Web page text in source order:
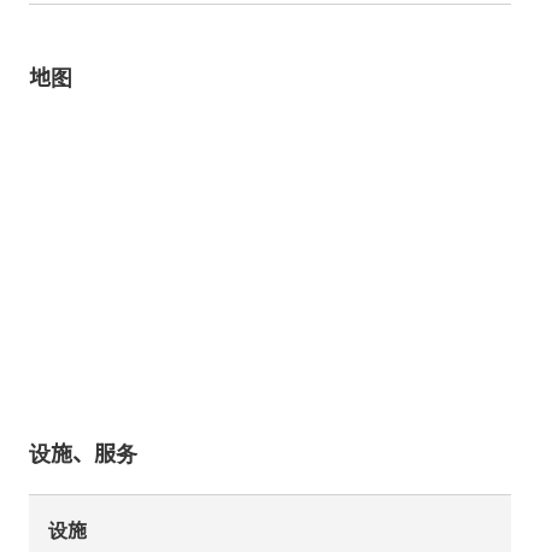
地图
设施、服务
设施